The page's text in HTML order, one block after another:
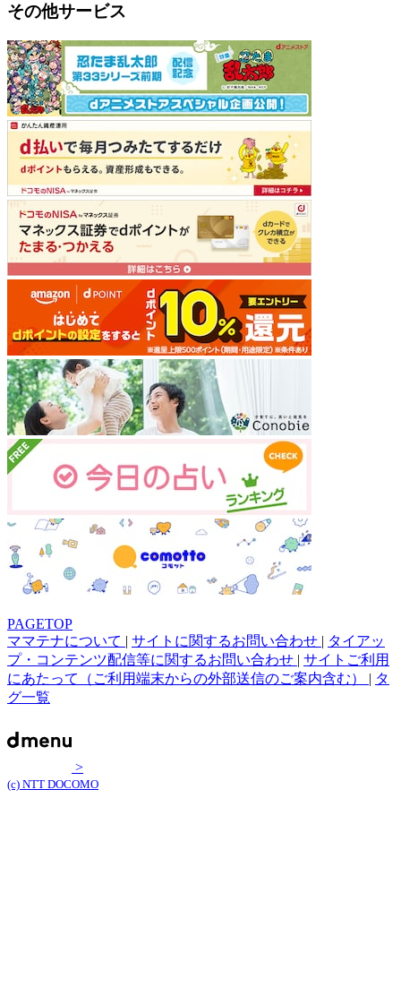
その他サービス
PAGETOP
ママテナについて | サイトに関するお問い合わせ | タイアッ
プ・コンテンツ配信等に関するお問い合わせ | サイトご利用
にあたって（ご利用端末からの外部送信のご案内含む） | タ
グ一覧
>
(c) NTT DOCOMO